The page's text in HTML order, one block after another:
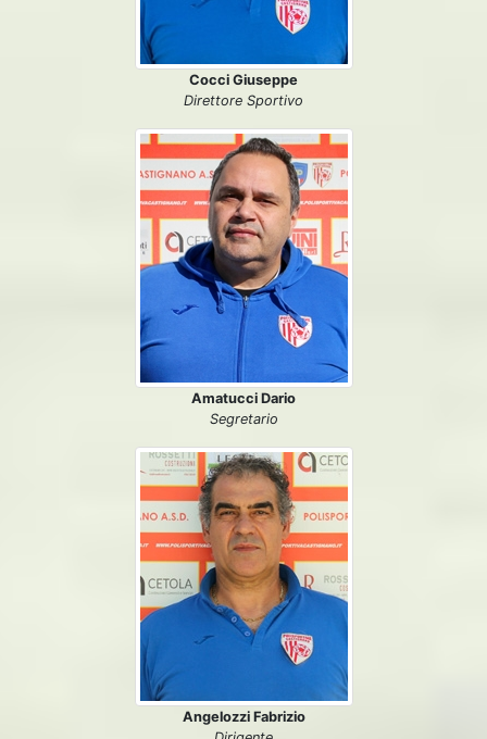
Cocci Giuseppe
Direttore Sportivo
Amatucci Dario
Segretario
Angelozzi Fabrizio